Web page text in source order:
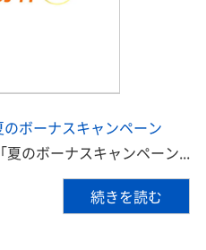
のボーナスキャンペーン
のボーナスキャンペーン...
続きを読む